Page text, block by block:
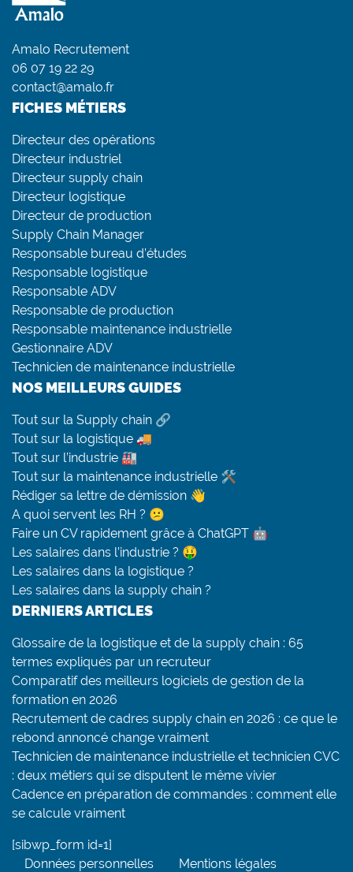
Amalo Recrutement
06 07 19 22 29
contact@amalo.fr
FICHES MÉTIERS
Directeur des opérations
Directeur industriel
Directeur supply chain
Directeur logistique
Directeur de production
Supply Chain Manager
Responsable bureau d’études
Responsable logistique
Responsable ADV
Responsable de production
Responsable maintenance industrielle
Gestionnaire ADV
Technicien de maintenance industrielle
NOS MEILLEURS GUIDES
Tout sur la Supply chain 🔗
Tout sur la logistique 🚚
Tout sur l’industrie 🏭
Tout sur la maintenance industrielle 🛠
Rédiger sa lettre de démission 👋
A quoi servent les RH ? 😕
Faire un CV rapidement grâce à ChatGPT 🤖
Les salaires dans l’industrie ? 🤑
Les salaires dans la logistique ?
Les salaires dans la supply chain ?
DERNIERS ARTICLES
Glossaire de la logistique et de la supply chain : 65
termes expliqués par un recruteur
Comparatif des meilleurs logiciels de gestion de la
formation en 2026
Recrutement de cadres supply chain en 2026 : ce que le
rebond annoncé change vraiment
Technicien de maintenance industrielle et technicien CVC
: deux métiers qui se disputent le même vivier
Cadence en préparation de commandes : comment elle
se calcule vraiment
[sibwp_form id=1]
Données personnelles
Mentions légales